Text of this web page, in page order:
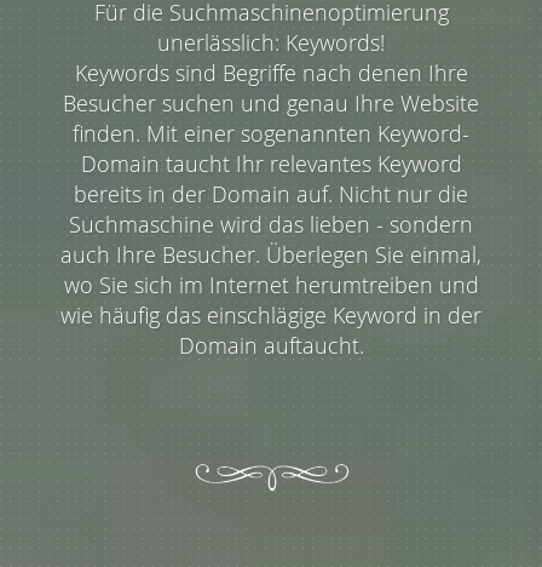
Für die Suchmaschinenoptimierung
unerlässlich: Keywords!
Keywords sind Begriffe nach denen Ihre
Besucher suchen und genau Ihre Website
finden. Mit einer sogenannten Keyword-
Domain taucht Ihr relevantes Keyword
bereits in der Domain auf. Nicht nur die
Suchmaschine wird das lieben - sondern
auch Ihre Besucher. Überlegen Sie einmal,
wo Sie sich im Internet herumtreiben und
wie häufig das einschlägige Keyword in der
Domain auftaucht.